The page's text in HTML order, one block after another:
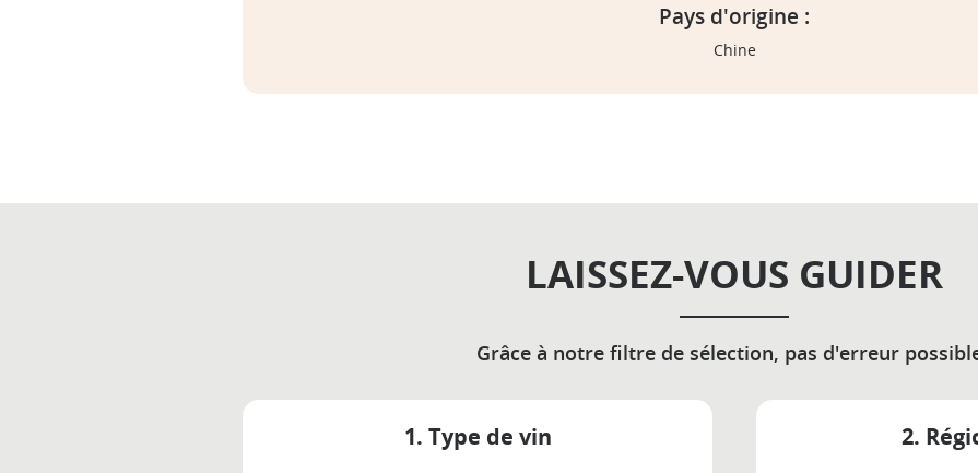
Pays d'origine :
Chine
LAISSEZ-VOUS GUIDER
Grâce à notre filtre de sélection, pas d'erreur
1. Type de vin 2.